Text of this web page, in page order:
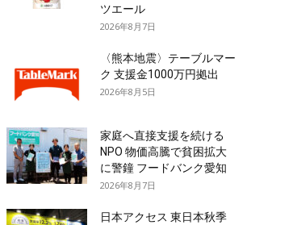
ツエール
2026年8月7日
〈熊本地震〉テーブルマー
ク 支援金1000万円拠出
2026年8月5日
家庭へ直接支援を続ける
NPO 物価高騰で貧困拡大
に警鐘 フードバンク愛知
2026年8月7日
日本アクセス 東日本秋季